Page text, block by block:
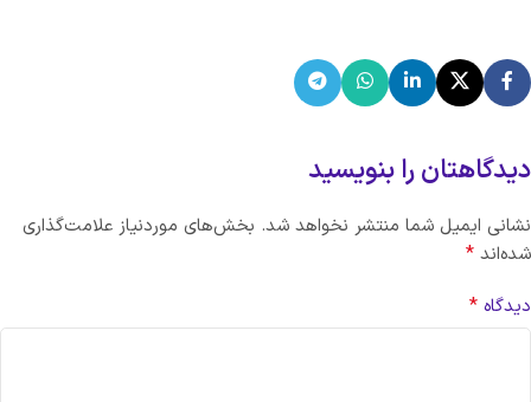
دیدگاهتان را بنویسید
نشانی ایمیل شما منتشر نخواهد شد. بخش‌های موردنیاز علامت‌گذاری
شده‌اند *
دیدگاه *